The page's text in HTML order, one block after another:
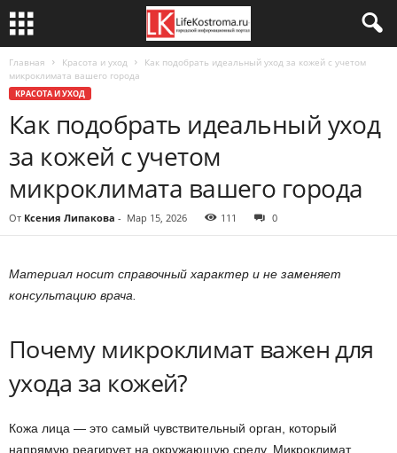
Главная Красота и уход
Как подобрать идеальный уход за кожей с учетом
микроклимата вашего города
КРАСОТА И УХОД
Как подобрать идеальный уход
за кожей с учетом
микроклимата вашего города
От Ксения Липакова - Мар 15, 2026 111 0
Материал носит справочный характер и не заменяет
консультацию врача.
Почему микроклимат важен для
ухода за кожей?
Кожа лица — это самый чувствительный орган, который
напрямую реагирует на окружающую среду. Микроклимат